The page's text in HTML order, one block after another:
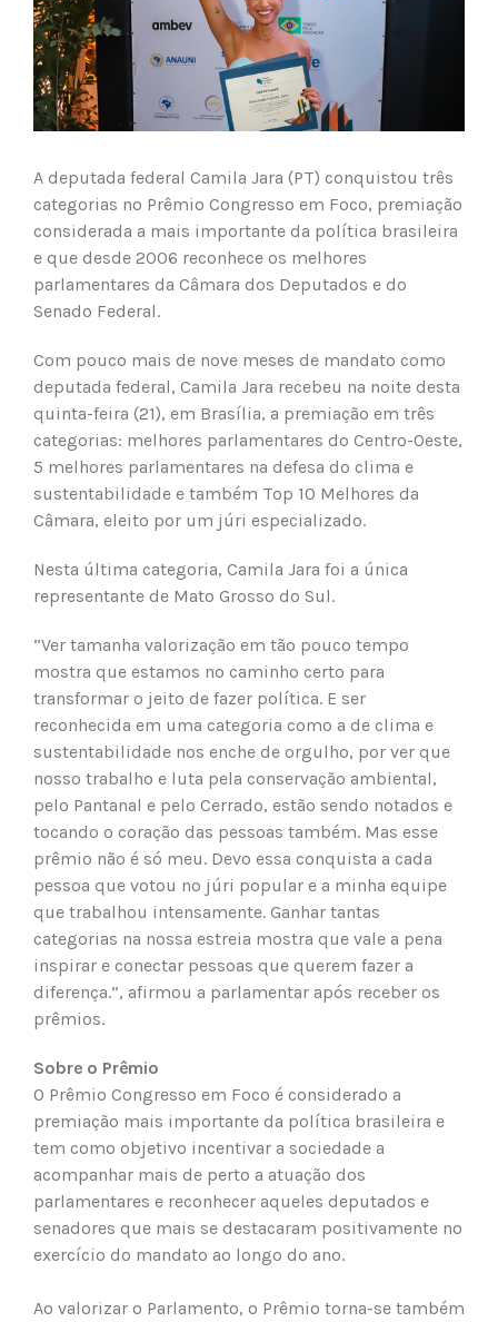
A deputada federal Camila Jara (PT) conquistou três
categorias no Prêmio Congresso em Foco, premiação
considerada a mais importante da política brasileira
e que desde 2006 reconhece os melhores
parlamentares da Câmara dos Deputados e do
Senado Federal.
Com pouco mais de nove meses de mandato como
deputada federal, Camila Jara recebeu na noite desta
quinta-feira (21), em Brasília, a premiação em três
categorias: melhores parlamentares do Centro-Oeste,
5 melhores parlamentares na defesa do clima e
sustentabilidade e também Top 10 Melhores da
Câmara, eleito por um júri especializado.
Nesta última categoria, Camila Jara foi a única
representante de Mato Grosso do Sul.
“Ver tamanha valorização em tão pouco tempo
mostra que estamos no caminho certo para
transformar o jeito de fazer política. E ser
reconhecida em uma categoria como a de clima e
sustentabilidade nos enche de orgulho, por ver que
nosso trabalho e luta pela conservação ambiental,
pelo Pantanal e pelo Cerrado, estão sendo notados e
tocando o coração das pessoas também. Mas esse
prêmio não é só meu. Devo essa conquista a cada
pessoa que votou no júri popular e a minha equipe
que trabalhou intensamente. Ganhar tantas
categorias na nossa estreia mostra que vale a pena
inspirar e conectar pessoas que querem fazer a
diferença.”, afirmou a parlamentar após receber os
prêmios.
Sobre o Prêmio
O Prêmio Congresso em Foco é considerado a
premiação mais importante da política brasileira e
tem como objetivo incentivar a sociedade a
acompanhar mais de perto a atuação dos
parlamentares e reconhecer aqueles deputados e
senadores que mais se destacaram positivamente no
exercício do mandato ao longo do ano.
Ao valorizar o Parlamento, o Prêmio torna-se também